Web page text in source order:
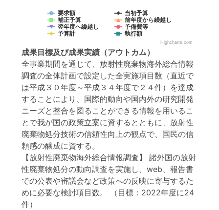
要求額
当初予算
補正予算
前年度から繰越し
翌年度へ繰越し
予備費等
予算計
執行額
Highcharts.com
成果目標及び成果実績 （アウトカム）
全事業期間を通じて、放射性廃棄物海外総合情報
調査の全体計画で設定した全実施項目数（直近で
は平成３０年度～平成３４年度で２４件）を達成
することにより、国際的動向や国内外の研究開発
ニーズと整合を図ることができる情報を用いるこ
とで我が国の政策立案に資するとともに、放射性
廃棄物処分技術の信頼性向上の観点で、国民の信
頼感の醸成に資する。
【放射性廃棄物海外総合情報調査】 諸外国の放射
性廃棄物処分の動向調査を実施し、web、報告書
での公表や審議会など政策への反映に寄与するた
めに必要な検討項目数。
（目標：2022年度に24
件）